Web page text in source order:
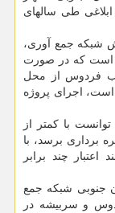
طی سالهای
شبکه جمع آوری،
در جریان است که در صورت
فردوس از محل
بر ۱۰۳ میلیاردریال است، اجرای پروژه
با کمتر از
برداری برسد، با
نیازمند اعتبار چند برابر
جنوبی شبکه جمع
و سربیشه در